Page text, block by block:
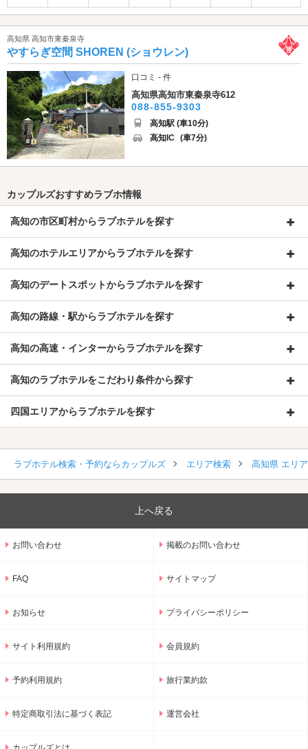
高知県 高知市東秦泉寺
やすらぎ空間 SHOREN (ショウレン)
口コミ - 件
高知県高知市東秦泉寺612
088-855-9303
高知駅 (車10分)
高知IC (車7分)
カップルズおすすめラブホ情報
高知の市区町村からラブホテルを探す
高知のホテルエリアからラブホテルを探す
高知のデートスポットからラブホテルを探す
高知の路線・駅からラブホテルを探す
高知の高速・インターからラブホテルを探す
高知のラブホテルをこだわり条件から探す
四国エリアからラブホテルを探す
ラブホテル検索・予約ならカップルズ エリア検索 高知県 エリ
上へ戻る
お問い合わせ 掲載のお問い合わせ
FAQ サイトマップ
お知らせ プライバシーポリシー
サイト利用規約 会員規約
予約利用規約 旅行業約款
特定商取引法に基づく表記 運営会社